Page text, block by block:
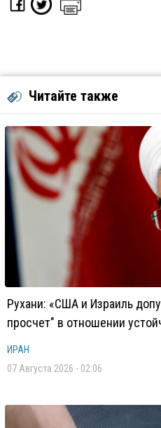
Читайте также
Рухани: «США и Израиль
просчет" в отношении
ИРАН
07 Августа 2026 - 02:06